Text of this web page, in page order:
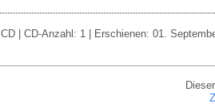
CD | CD-Anzahl: 1 | Erschienen: 01.